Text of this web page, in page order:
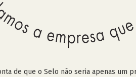
de que o Selo não seria apenas um